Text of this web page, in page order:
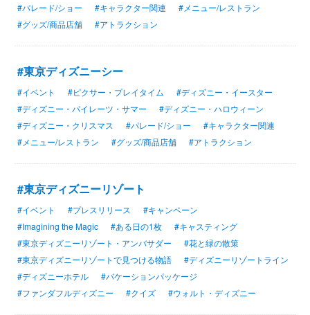
#パレード/ショー
#キャラクター関連
#メニュー/レストラン
#グッズ/商品店舗
#アトラクション
#東京ディズニーシー
#イベント #ピクサー・プレイタイム
#ディズニー・イースター
#ディズニー・パイレーツ・サマー
#ディズニー・ハロウィーン
#ディズニー・クリスマス
#パレード/ショー
#キャラクター関連
#メニュー/レストラン
#グッズ/商品店舗 #アトラクション
#東京ディズニーリゾート
#イベント #プレスリリース
#キャンペーン
#Imagining the Magic
#ある日の1枚
#キャスティング
#東京ディズニーリゾート・アンバサダー
#花と緑の散策
#東京ディズニーリゾートで見つける物語
#ディズニーリゾートライン
#ディズニーホテル
#バケーションパッケージ
#ファンダフルディズニー
#クイズ #ウォルト・ディズニー